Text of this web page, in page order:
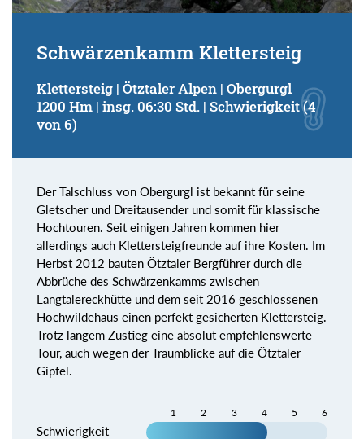
Schwärzenkamm Klettersteig
Klettersteig | Ötztaler Alpen | Obergurgl
1200 Hm | insg. 06:30 Std. | Schwierigkeit (4
von 6)
Der Talschluss von Obergurgl ist bekannt für seine
Gletscher und Dreitausender und somit für klassische
Hochtouren. Seit einigen Jahren kommen hier
allerdings auch Klettersteigfreunde auf ihre Kosten. Im
Herbst 2012 bauten Ötztaler Bergführer durch die
Abbrüche des Schwärzenkamms zwischen
Langtalereckhütte und dem seit 2016 geschlossenen
Hochwildehaus einen perfekt gesicherten Klettersteig.
Trotz langem Zustieg eine absolut empfehlenswerte
Tour, auch wegen der Traumblicke auf die Ötztaler
Gipfel.
1 2 3 4 5 6
Schwierigkeit